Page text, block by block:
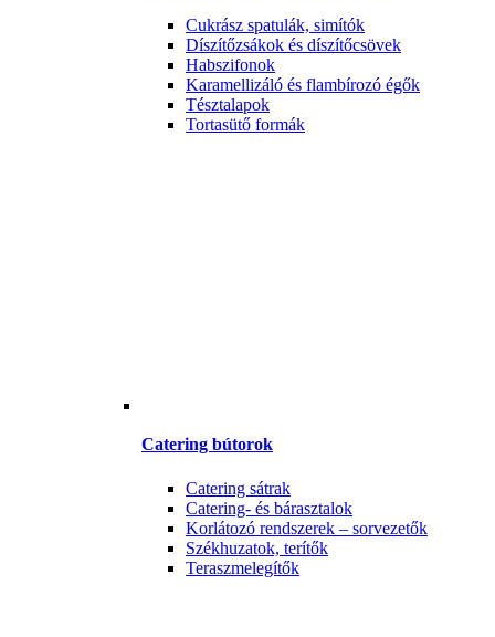
Cukrász spatulák, simítók
Díszítőzsákok és díszítőcsövek
Habszifonok
Karamellizáló és flambírozó égők
Tésztalapok
Tortasütő formák
Catering bútorok
Catering sátrak
Catering- és bárasztalok
Korlátozó rendszerek – sorvezetők
Székhuzatok, terítők
Teraszmelegítők